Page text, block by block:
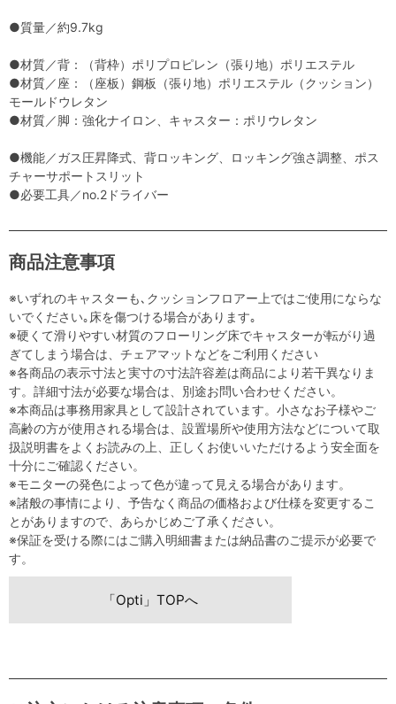
●質量／約9.7kg
●材質／背：（背枠）ポリプロピレン（張り地）ポリエステル
●材質／座：（座板）鋼板（張り地）ポリエステル（クッション）
モールドウレタン
●材質／脚：強化ナイロン、キャスター：ポリウレタン
●機能／ガス圧昇降式、背ロッキング、ロッキング強さ調整、ポス
チャーサポートスリット
●必要工具／no.2ドライバー
商品注意事項
※いずれのキャスターも､クッションフロアー上ではご使用にならな
いでください｡床を傷つける場合があります｡
※硬くて滑りやすい材質のフローリング床でキャスターが転がり過
ぎてしまう場合は、チェアマットなどをご利用ください
※各商品の表示寸法と実寸の寸法許容差は商品により若干異なりま
す。詳細寸法が必要な場合は、別途お問い合わせください。
※本商品は事務用家具として設計されています。小さなお子様やご
高齢の方が使用される場合は、設置場所や使用方法などについて取
扱説明書をよくお読みの上、正しくお使いいただけるよう安全面を
十分にご確認ください。
※モニターの発色によって色が違って見える場合があります。
※諸般の事情により、予告なく商品の価格および仕様を変更するこ
とがありますので、あらかじめご了承ください。
※保証を受ける際にはご購入明細書または納品書のご提示が必要で
す。
「Opti」TOPへ